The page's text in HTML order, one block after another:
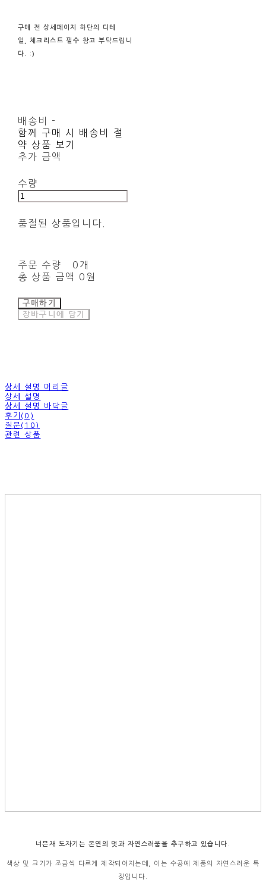
구매 전 상세페이지 하단의 디테
일, 체크리스트 필수 참고 부탁드립니
다. :)
배송비 -
함께 구매 시 배송비 절
약 상품 보기
추가 금액
수량
품절된 상품입니다.
주문 수량
0개
총 상품 금액
0원
구매하기
장바구니에 담기
상세 설명 머리글
상세 설명
상세 설명 바닥글
후기(0)
질문(10)
관련 상품
너븐재 도자기는 본연의 멋과 자연스러움을 추구하고 있습니다.
색상 및 크기가 조금씩 다르게 제작되어지는데, 이는 수공예 제품의 자연스러운 특
징입니다.